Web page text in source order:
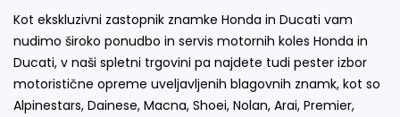
Kot ekskluzivni zastopnik znamke Honda in Ducati vam
nudimo široko ponudbo in servis motornih koles Honda in
Ducati, v naši spletni trgovini pa najdete tudi pester izbor
motoristične opreme uveljavljenih blagovnih znamk, kot so
Alpinestars, Dainese, Macna, Shoei, Nolan, Arai, Premier,